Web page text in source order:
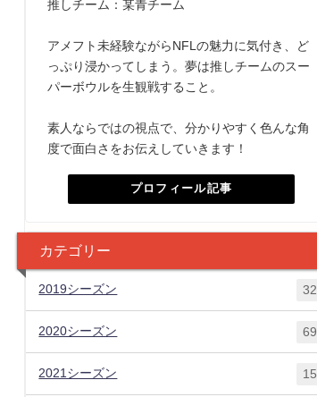
推しチーム：某青チーム
アメフト未経験ながらNFLの魅力に気付き、ど
っぷり浸かってしまう。夢は推しチームのスー
パーボウルを生観戦すること。
素人ならではの視点で、分かりやすく色んな角
度で面白さをお伝えしていきます！
プロフィール記事
カテゴリー
2019シーズン 32
2020シーズン 69
2021シーズン 15